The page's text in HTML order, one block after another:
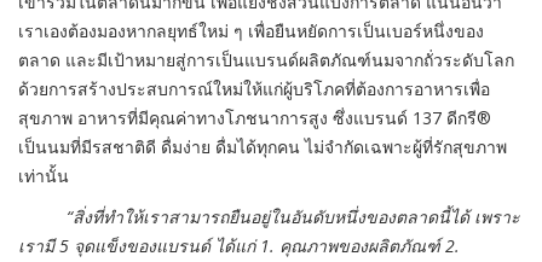
เราเองต้องมองหากลยุทธ์ใหม่ ๆ เพื่อยืนหยัดการเป็นเบอร์หนึ่งของ
ตลาด และมีเป้าหมายสู่การเป็นแบรนด์ผลิตภัณฑ์นมจากถั่วระดับโลก
ด้วยการสร้างประสบการณ์ใหม่ให้แก่ผู้บริโภคที่ต้องการอาหารเพื่อ
สุขภาพ อาหารที่มีคุณค่าทางโภชนาการสูง ซึ่งแบรนด์ 137 ดีกรี®
เป็นนมที่มีรสชาติดี ดื่มง่าย ดื่มได้ทุกคน ไม่จำกัดเฉพาะผู้ที่รักสุขภาพ
เท่านั้น
“สิ่งที่ทำให้เราสามารถยืนอยู่ในอันดับหนึ่งของตลาดนี้ได้ เพราะ
เรามี 5 จุดแข็งของแบรนด์ ได้แก่ 1. คุณภาพของผลิตภัณฑ์ 2.